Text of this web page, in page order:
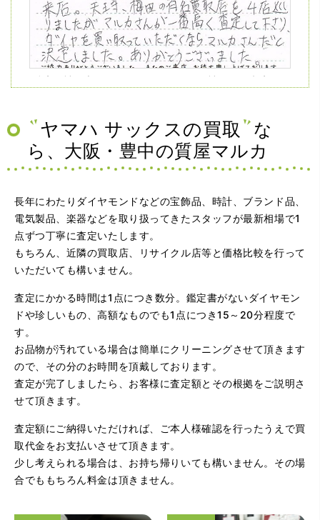
（兵庫県神戸市）ネットの口コミを見て神戸から来店。天
王寺、梅田の有名買取店を4店巡りましたがマルカさんが一
（大阪府大阪市）問い合わせから非常に分かり易く、安心
りました。
（大阪府大阪市）とてもプロな鑑定士さんがいて的確にア
ドバイスや買取りを暖かい人柄で行ってくれます。 親切に
なって頂いてありがとうございます! お店の雰囲気もやらし
さがなく、とても入ってゆっくりできる落ちついた敷居の
高いお店です。また鑑定士さんに会いたいです。
ヤマハ サックスの買取
な
ら、大阪・豊中の質屋マルカ
長年にわたりダイヤモンドなどの宝飾品、時計、ブランド品、
電気製品、楽器などを取り扱ってきたスタッフが最新相場で1
点ずつ丁寧に査定いたします。
もちろん、近隣の買取店、リサイクル店等と価格比較を行って
いただいても構いません。
査定にかかる時間は1点につき数分。鑑定書がないダイヤモン
ドや珍しいもの、高額なものでも1点につき15～20分程度で
す。
お品物が汚れている場合は簡単にクリーニングさせて頂きます
ので、その分のお時間を頂戴しております。
査定が完了しましたら、お客様に査定額とその根拠をご説明さ
せて頂きます。
査定額にご納得いただければ、ご本人様確認を行ったうえで買
取代金をお支払いさせて頂きます。
少し考えられる場合は、お持ち帰りいても構いません。その場
合でももちろん料金は頂きません。